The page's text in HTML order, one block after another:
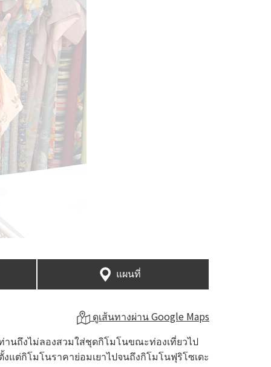
แผนที่
ดูเส้นทางผ่าน Google Maps
านถึงไม่ลองสวมใส่ชุดกิโมโนขณะท่องเที่ยวไป
แต่กิโมโนราคาย่อมเยาไปจนถึงกิโมโนฟุริโซเดะ